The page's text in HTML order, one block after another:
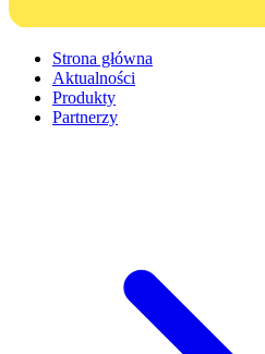
Strona główna
Aktualności
Produkty
Partnerzy